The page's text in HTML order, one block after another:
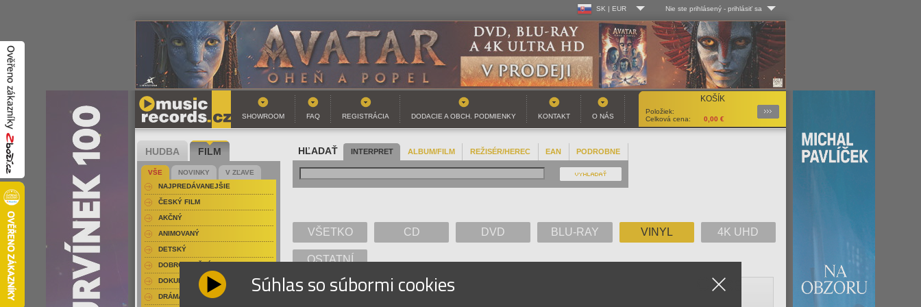
SK | EUR
CZ | Kč
SK | EUR
Nie ste prihlásený - prihlásiť sa
Log-in
Užív. meno:
Heslo:
Registrácia
KOŠÍK
Položiek:
Celková cena:
0,00 €
Podrobnosti
SHOWROOM
FAQ REGISTRÁCIA DODACIE A OBCH. PODMIENKY KONTAKT O NÁS
HĽADAŤ INTERPRET ALBUM/FILM REŽISÉR/HEREC EAN PODROBNE
VŠETKO CD DVD BLU-RAY VINYL 4K UHD
OSTATNÍ
HUDBA FILM
VŠE NOVINKY
V ZĽAVE
NAJPREDÁVANEJŠIE
ČESKÝ FILM
AKČNÝ
ANIMOVANÝ
DETSKÝ
DOBRODRUŽNÝ
DOKUMENT-PRÍRODOPISNÝ
DRÁMA Súhlas so súbormi cookies Close